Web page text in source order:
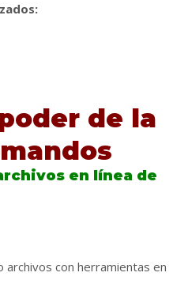
de la
en línea de
archivos con herramientas en